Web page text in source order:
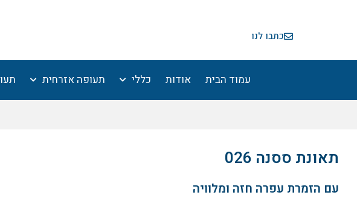
כתבו לנו
עמוד הבית אודות כללי תעופה אזרחית
תאונת ססנה 026
עם הזמרת עפרה חזה ומלוויה